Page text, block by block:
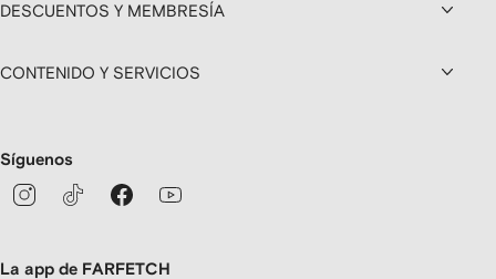
DESCUENTOS Y MEMBRESÍA
CONTENIDO Y SERVICIOS
Síguenos
La app de FARFETCH